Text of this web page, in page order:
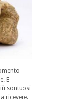
E
sontuosi
ricevere.